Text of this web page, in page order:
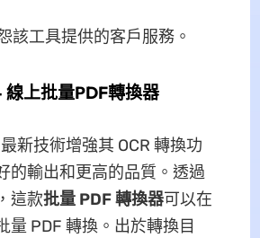
該工具提供的客戶服務。
上批量PDF轉換器
新技術增強其 OCR 轉換功
的輸出和更高的品質。透過
這款批量 PDF 轉換器可以在
量 PDF 轉換。出於轉換目